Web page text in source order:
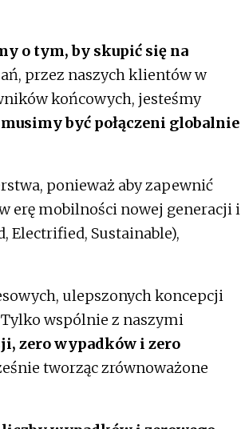
o tym, by skupić się na
przez naszych klientów w
końcowych, jesteśmy
musimy być połączeni globalnie
ponieważ aby zapewnić
erę mobilności nowej generacji i
Electrified, Sustainable),
ulepszonych koncepcji
wspólnie z naszymi
zero wypadków i zero
tworząc zrównoważone